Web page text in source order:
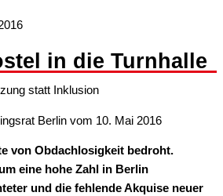
in die Turnhalle
statt Inklusion
Berlin vom 10. Mai 2016
von Obdachlosigkeit bedroht.
eine hohe Zahl in Berlin
und die fehlende Akquise neuer